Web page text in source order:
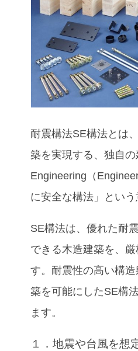
耐震構法SE構法とは
築を実現する、独自
Engineering（
に安全な構法」とい
SE構法は、優れた耐
できる木造建築を、
す。耐震性の高い構
築を可能にしたSE構
ます。
１．地震や台風を想